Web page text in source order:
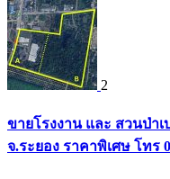
2
ขายโรงงาน และ สวนป่า
จ.ระยอง ราคาพิเศษ โทร